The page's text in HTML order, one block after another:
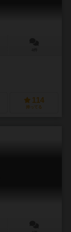
114
持ってる